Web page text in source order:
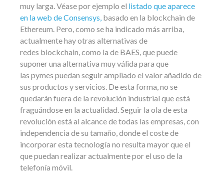
muy larga. Véase por ejemplo el listado que aparece
en la web de Consensys, basado en la blockchain de
Ethereum. Pero, como se ha indicado más arriba,
actualmente hay otras alternativas de
redes blockchain, como la de BAES, que puede
suponer una alternativa muy válida para que
las pymes puedan seguir ampliado el valor añadido de
sus productos y servicios. De esta forma, no se
quedarán fuera de la revolución industrial que está
fraguándose en la actualidad. Seguir la ola de esta
revolución está al alcance de todas las empresas, con
independencia de su tamaño, donde el coste de
incorporar esta tecnología no resulta mayor que el
que puedan realizar actualmente por el uso de la
telefonía móvil.